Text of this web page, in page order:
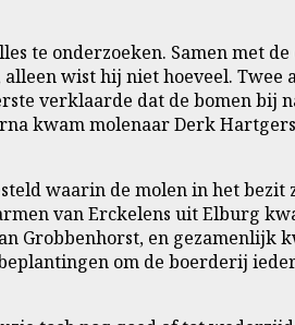
te onderzoeken. Samen met
wist hij niet hoeveel. Twee
verklaarde dat de bomen bij
kwam molenaar Derk
waarin de molen in het bezit
van Erckelens uit Elburg
Grobbenhorst, en gezamenlijk
om de boerderij